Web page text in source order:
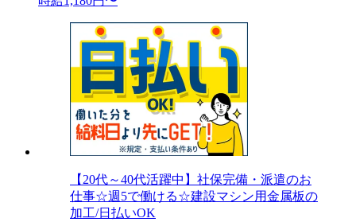
【20代～40代活躍中】社保完備・派遣のお
仕事☆週5で働ける☆建設マシン用金属板の
加工/日払いOK